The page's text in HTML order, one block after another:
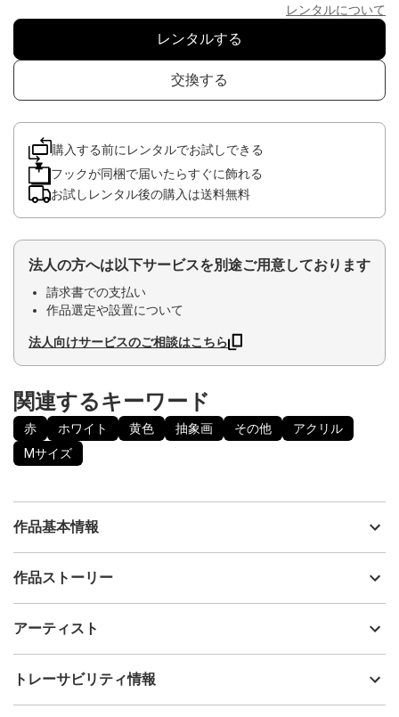
レンタルについて
レンタルする
交換する
購入する前にレンタルでお試しできる
フックが同梱で届いたらすぐに飾れる
お試しレンタル後の購入は送料無料
法人の方へは以下サービスを別途ご用意しております
請求書での支払い
作品選定や設置について
法人向けサービスのご相談はこちら
関連するキーワード
赤 ホワイト 黄色 抽象画 その他
アクリル
Mサイズ
作品基本情報
出品者
制作年
アクリル
作品ストーリー
太陽など光の種類によって様々な表情を見られます。
お好きな向きで楽しんでいただけたら嬉しいです。
アーティスト
林明水
フォローする
トレーサビリティ情報